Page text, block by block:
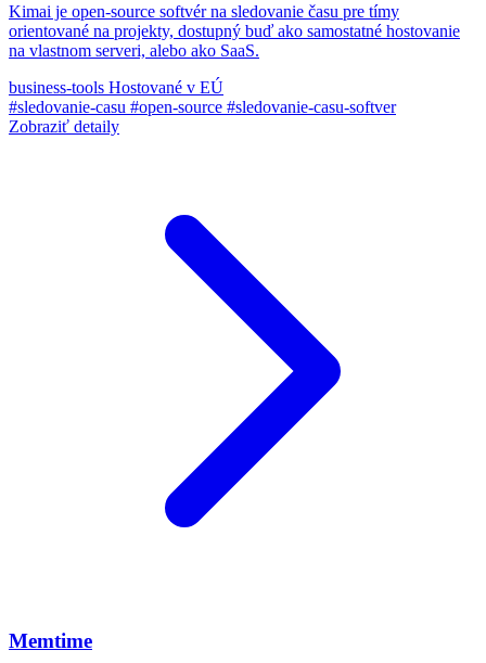
Kimai je open-source softvér na sledovanie času pre tímy
orientované na projekty, dostupný buď ako samostatné hostovanie
na vlastnom serveri, alebo ako SaaS.
business-tools Hostované v EÚ
#sledovanie-casu #open-source #sledovanie-casu-softver
Zobraziť detaily
Memtime